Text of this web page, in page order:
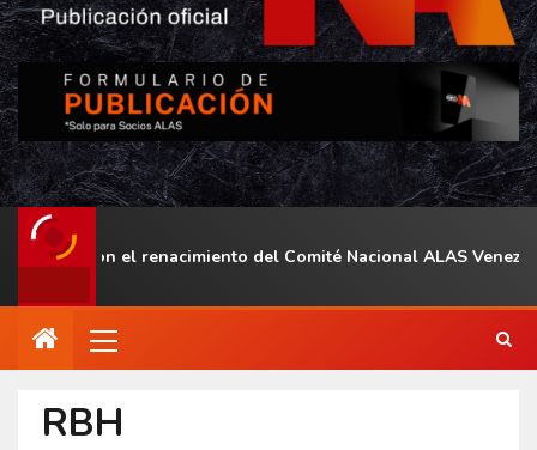
el renacimiento del Comité Nacional ALAS Venezuela
RBH